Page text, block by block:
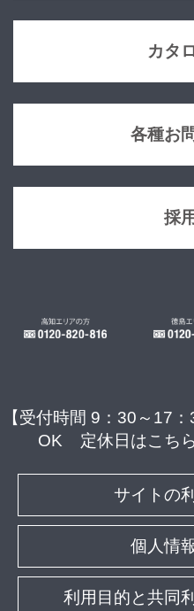
カタ
各種お
採
【受付時間 9：30～
OK
定休日はこち
サイトの
個人情
利用目的と共同